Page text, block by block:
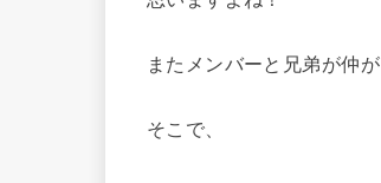
またメンバーと兄弟が仲
そこで、